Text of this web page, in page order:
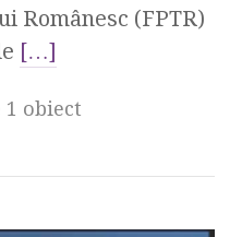
Românesc (FPTR)
[…]
1 obiect